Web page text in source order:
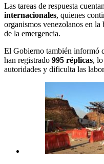
Las tareas de respuesta
internacionales, quienes
organismos venezolanos en
de la emergencia.
El Gobierno también informó
han registrado 995 réplicas,
autoridades y dificulta las